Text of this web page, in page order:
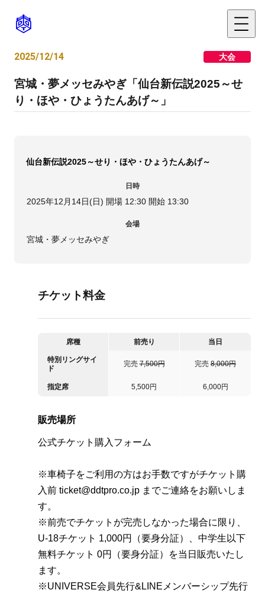
2025/12/14 大会
宮城・夢メッセみやぎ「仙台新伝説2025～せ
り・ほや・ひょうたんあげ～」
仙台新伝説2025～せり・ほや・ひょうたんあげ～
日時
2025年12月14日(日) 開場 12:30 開始 13:30
会場
宮城・夢メッセみやぎ
チケット料金
席種 前売り 当日
特別リングサイ
ド
完売7,500円 完売 8,000円
指定席 5,500円 6,000円
販売場所
公式チケット購入フォーム
※車椅子をご利用の方はお手数ですがチケット購
入前 ticket@ddtpro.co.jp までご連絡をお願いしま
す。
※前売でチケットが完売しなかった場合に限り、
U-18チケット 1,000円（要身分証）、中学生以下
無料チケット 0円（要身分証）を当日販売いたし
ます。
※UNIVERSE会員先行&LINEメンバーシップ先行